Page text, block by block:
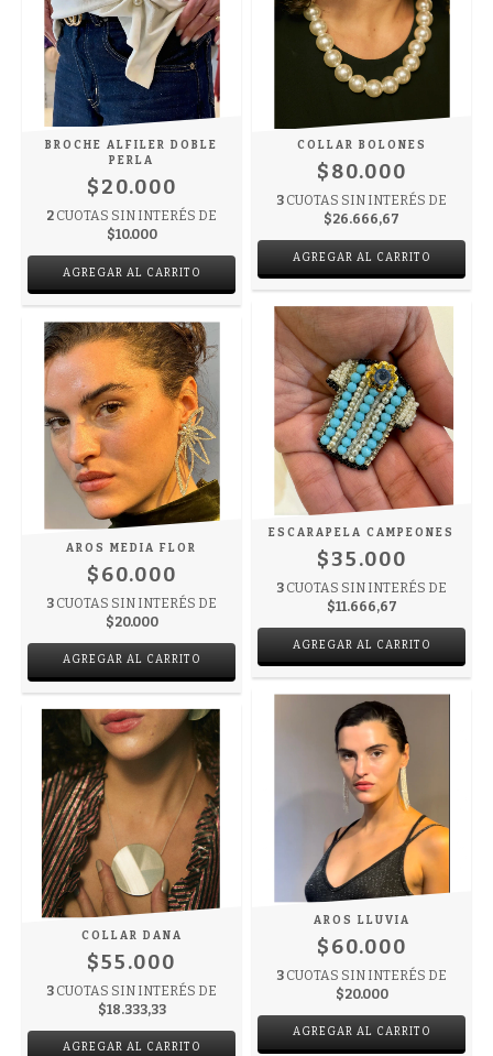
BROCHE ALFILER DOBLE
PERLA
$20.000
2 CUOTAS SIN INTERÉS DE
$10.000
COLLAR BOLONES
$80.000
3 CUOTAS SIN INTERÉS DE
$26.666,67
AROS MEDIA FLOR
$60.000
3 CUOTAS SIN INTERÉS DE
$20.000
AGREGAR AL CARRITO
ESCARAPELA CAMPEONES
$35.000
3 CUOTAS SIN INTERÉS DE
$11.666,67
COLLAR DANA
$55.000
3 CUOTAS SIN INTERÉS DE
$18.333,33
AGREGAR AL CARRITO
AROS LLUVIA
$60.000
3 CUOTAS SIN INTERÉS DE
$20.000
AGREGAR AL CARRITO